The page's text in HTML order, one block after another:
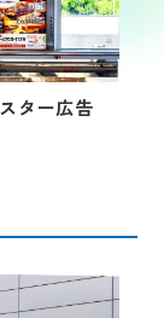
ター広告